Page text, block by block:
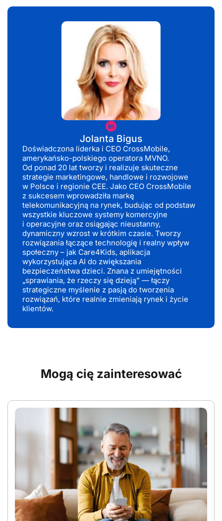
Jolanta
Bigus
Jolanta Bigus
Doświadczona liderka i CEO CrossMobile,
amerykańsko-polskiego operatora MVNO.
Od ponad 20 lat tworzy i realizuje skuteczne
strategie marketingowe, handlowe i rozwojowe
w Polsce i regionie CEE. Jako CEO CrossMobile
z sukcesem wprowadziła markę
telekomunikacyjną na rynek, budując od podstaw
wszystkie kluczowe systemy komercyjne
i operacyjne oraz osiągając nieustanny,
dynamiczny wzrost w krótkim czasie. Tworzy
rozwiązania łączące technologię i realny wpływ
społeczny – jak Care4Kids, aplikacja
wykorzystująca AI do zwiększania
bezpieczeństwa dzieci. Znana z umiejętności
„sprawiania, że rzeczy się dzieją” — łączy
strategiczne myślenie z pasją do tworzenia
rozwiązań, które realnie zmieniają rynek i życie
klientów.
Mogą cię zainteresować